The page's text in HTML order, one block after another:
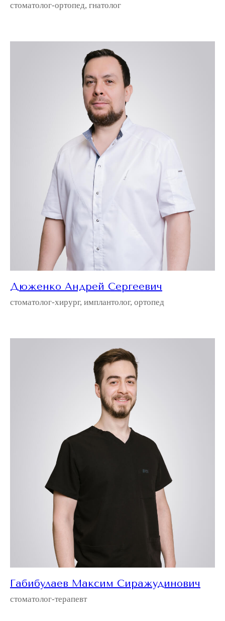
стоматолог-ортопед, гнатолог
Дюженко Андрей Сергеевич
стоматолог-хирург, имплантолог, ортопед
Габибулаев Максим Сиражудинович
стоматолог-терапевт